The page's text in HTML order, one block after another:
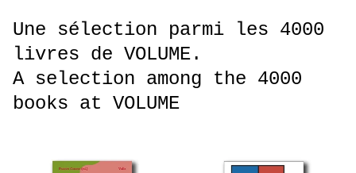
Une sélection parmi les 4000
livres de VOLUME.
A selection among the 4000
books at VOLUME